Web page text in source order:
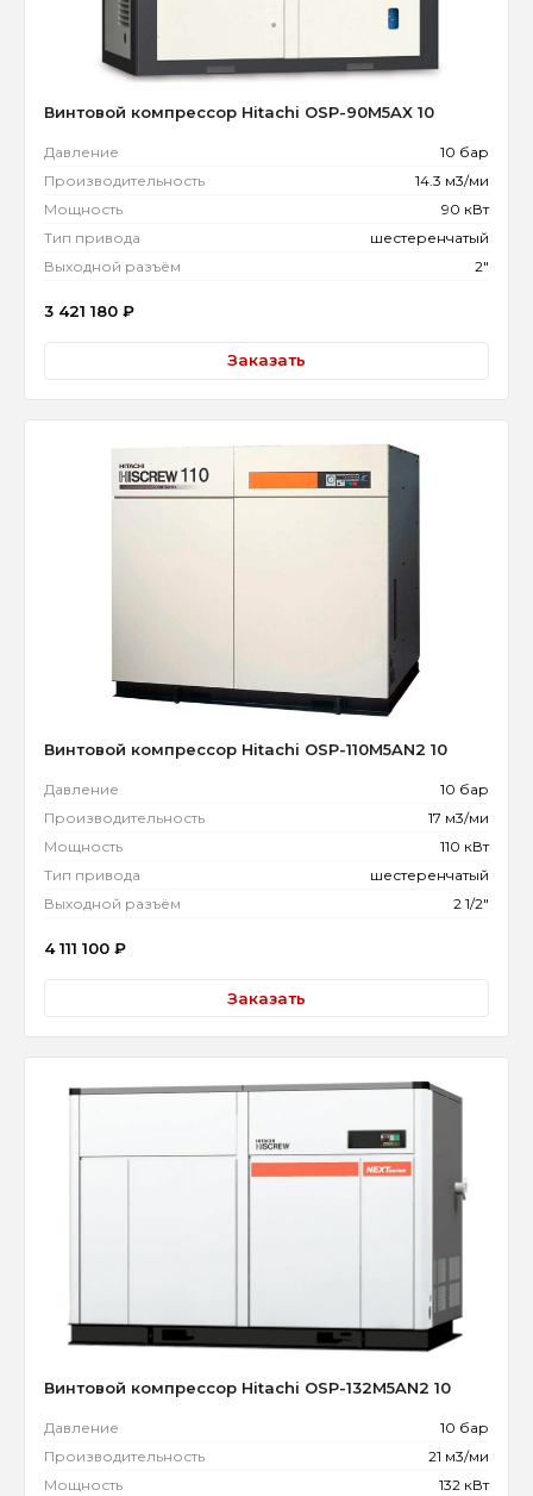
Винтовой компрессор Hitachi OSP-90M5AX 10
Давление
10 бар
Производительность
14.3 м3/ми
Мощность
90 кВт
Тип привода
шестеренчатый
Выходной разъём
2"
3 421 180 ₽
Заказать
Винтовой компрессор Hitachi OSP-110M5AN2 10
Давление
10 бар
Производительность
17 м3/ми
Мощность
110 кВт
Тип привода
шестеренчатый
Выходной разъём
2 1/2"
4 111 100 ₽
Заказать
Винтовой компрессор Hitachi OSP-132M5AN2 10
Давление
10 бар
Производительность
21 м3/ми
Мощность
132 кВт